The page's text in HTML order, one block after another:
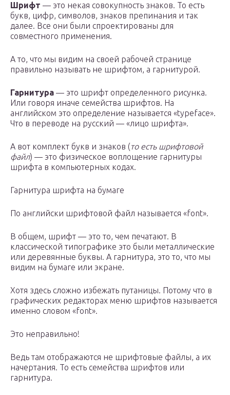
Шрифт — это некая совокупность знаков. То есть
букв, цифр, символов, знаков препинания и так
далее. Все они были спроектированы для
совместного применения.
А то, что мы видим на своей рабочей странице
правильно называть не шрифтом, а гарнитурой.
Гарнитура — это шрифт определенного рисунка.
Или говоря иначе семейства шрифтов. На
английском это определение называется «typeface».
Что в переводе на русский — «лицо шрифта».
А вот комплект букв и знаков (то есть шрифтовой
файл) — это физическое воплощение гарнитуры
шрифта в компьютерных кодах.
Гарнитура шрифта на бумаге
По английски шрифтовой файл называется «font».
В общем, шрифт — это то, чем печатают. В
классической типографике это были металлические
или деревянные буквы. А гарнитура, это то, что мы
видим на бумаге или экране.
Хотя здесь сложно избежать путаницы. Потому что в
графических редакторах меню шрифтов называется
именно словом «font».
Это неправильно!
Ведь там отображаются не шрифтовые файлы, а их
начертания. То есть семейства шрифтов или
гарнитура.